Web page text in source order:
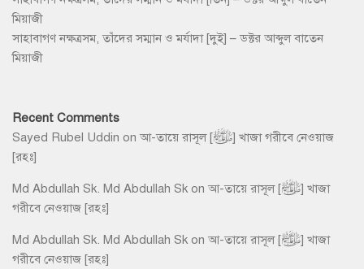
মিয়াজী
সাহাবাগণ নক্ষত্রসম, তাঁদের সম্মান ও মর্যাদা [দুই] – ডক্টর আব্দুল বাতেন
মিয়াজী
Recent Comments
Sayed Rubel Uddin on আ-তায়ে রাসূল [ﷺ] খাজা গরীবে নেওয়াজ
[রহঃ]
Md Abdullah Sk. Md Abdullah Sk on আ-তায়ে রাসূল [ﷺ] খাজা
গরীবে নেওয়াজ [রহঃ]
Md Abdullah Sk. Md Abdullah Sk on আ-তায়ে রাসূল [ﷺ] খাজা
গরীবে নেওয়াজ [রহঃ]